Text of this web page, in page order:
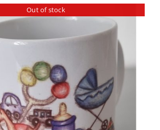
Out of stock